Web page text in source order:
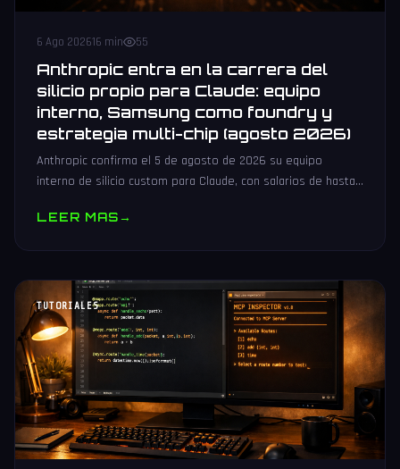
6 Ago 202616 min 55
Anthropic entra en la carrera del
silicio propio para Claude: equipo
interno, Samsung como foundry y
estrategia multi-chip (agosto 2026)
Anthropic confirma el 5 de agosto de 2026 su equipo
interno de silicio custom para Claude, con salarios de hasta
estrategia multi-chip.
LEER MAS→
TUTORIALES